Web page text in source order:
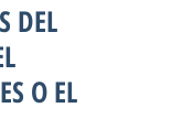
DEL
O EL